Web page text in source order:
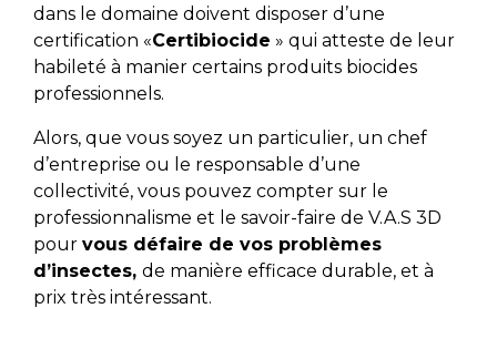
dans le domaine doivent disposer d’une
certification «Certibiocide » qui atteste de leur
habileté à manier certains produits biocides
professionnels.
Alors, que vous soyez un particulier, un chef
d’entreprise ou le responsable d’une
collectivité, vous pouvez compter sur le
professionnalisme et le savoir-faire de V.A.S 3D
pour vous défaire de vos problèmes
d’insectes, de manière efficace durable, et à
prix très intéressant.